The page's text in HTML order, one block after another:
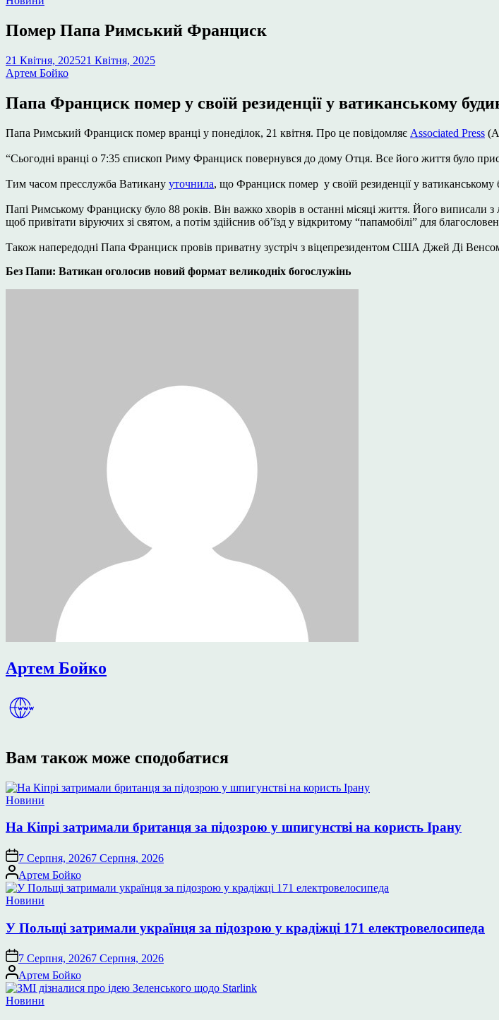
Помер Папа Римський Франциск
21 Квітня, 202521 Квітня, 2025
Артем Бойко
Папа Франциск помер у своїй резиденції у ватиканському
Папа Римський Франциск помер вранці у понеділок, 21 квітня. Про це повідомляє Associated Press
“Сьогодні вранці о 7:35 єпископ Риму Франциск повернувся до дому Отця. Все його життя було
Тим часом пресслужба Ватикану уточнила, що Франциск помер у своїй резиденції у
Папі Римському Франциску було 88 років. Він важко хворів в останні місяці життя. Його виписали
щоб привітати віруючих зі святом, а потім здійснив об’їзд у відкритому “папамобілі” для
Також напередодні Папа Франциск провів приватну зустріч з віцепрезидентом США Джей Ді
Без Папи: Ватикан оголосив новий формат великодніх богослужінь
Артем Бойко
Вам також може сподобатися
Опублікувати
Новини
На Кіпрі затримали британця за підозрою у шпигунстві на користь Ірану
7 Серпня, 20267 Серпня, 2026
Опубліковано
Артем Бойко
Опублікувати
Новини
У Польщі затримали українця за підозрою у крадіжці 171 електровелосипеда
7 Серпня, 20267 Серпня, 2026
Опубліковано
Артем Бойко
Опублікувати
Новини